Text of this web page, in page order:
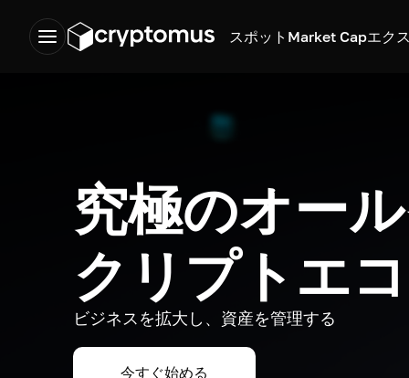
スポット Market Capエク
究極のオー
クリプトエ
ビジネスを拡大し、資産を管理する
今すぐ始める